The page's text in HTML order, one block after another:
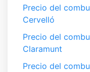
Precio del
Cervelló
Precio del
Claramunt
Precio del